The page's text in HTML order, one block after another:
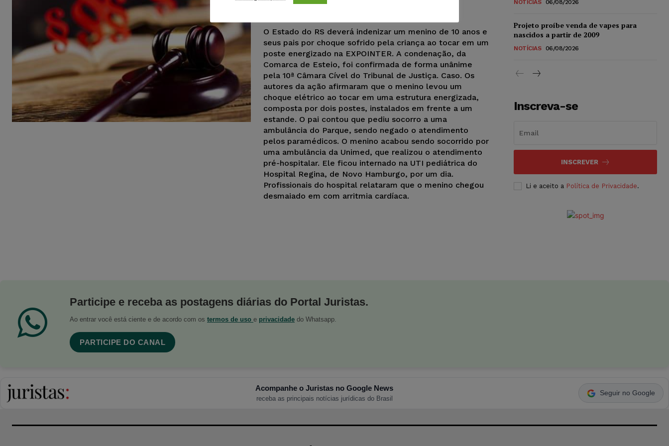
O Estado do RS deverá indenizar um menino de 10 anos e
seus pais por choque sofrido pela criança ao tocar em um
poste energizado na EXPOINTER. A condenação, da
Comarca de Esteio, foi confirmada de forma unânime
pela 10ª Câmara Cível do Tribunal de Justiça. Caso. Os
autores da ação afirmaram que o menino levou um
choque elétrico ao tocar em uma estrutura energizada,
composta por dois postes, instalados em frente a um
estande. O pai contou que pediu socorro a uma
ambulância do Parque, sendo negado o atendimento
pelos paramédicos. O menino acabou sendo socorrido por
uma ambulância da Unimed, que realizou o atendimento
pré-hospitalar. Ele ficou internado na UTI pediátrica do
Hospital Regina, de Novo Hamburgo, por um dia.
Profissionais do hospital relataram que o menino chegou
desmaiado em com arritmia cardíaca.
NOTÍCIAS 06/08/2026
Projeto proíbe venda de vapes para
nascidos a partir de 2009
NOTÍCIAS 06/08/2026
Inscreva-se
INSCREVER
Li e aceito a Política de Privacidade.
Participe e receba as postagens diárias do Portal Juristas.
Ao entrar você está ciente e de acordo com os termos de uso e privacidade do Whatsapp.
PARTICIPE DO CANAL
Acompanhe o Juristas no Google News
receba as principais notícias jurídicas do Brasil
Seguir no Google